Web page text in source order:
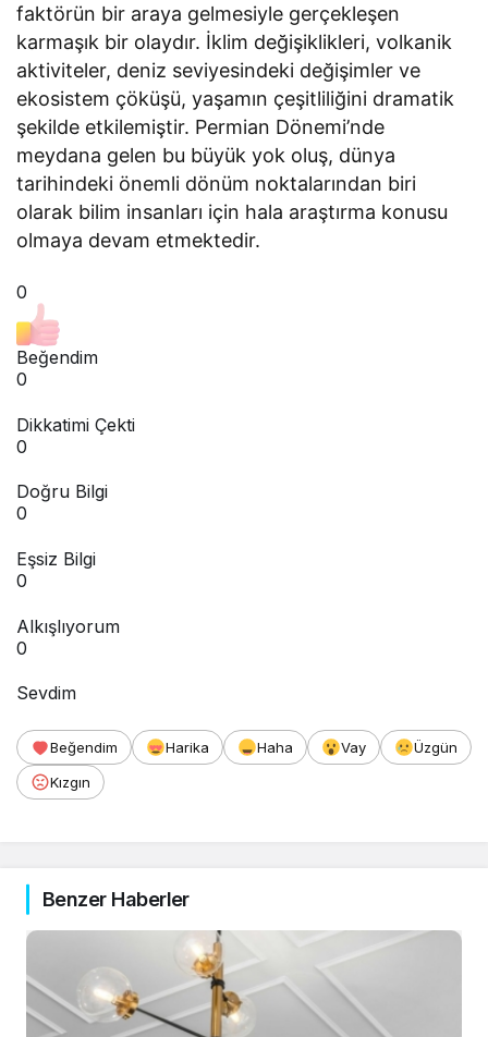
faktörün bir araya gelmesiyle gerçekleşen
karmaşık bir olaydır. İklim değişiklikleri, volkanik
aktiviteler, deniz seviyesindeki değişimler ve
ekosistem çöküşü, yaşamın çeşitliliğini dramatik
şekilde etkilemiştir. Permian Dönemi’nde
meydana gelen bu büyük yok oluş, dünya
tarihindeki önemli dönüm noktalarından biri
olarak bilim insanları için hala araştırma konusu
olmaya devam etmektedir.
0
Beğendim
0
Dikkatimi Çekti
0
Doğru Bilgi
0
Eşsiz Bilgi
0
Alkışlıyorum
0
Sevdim
Beğendim Harika Haha Vay
Üzgün
Kızgın
Benzer Haberler